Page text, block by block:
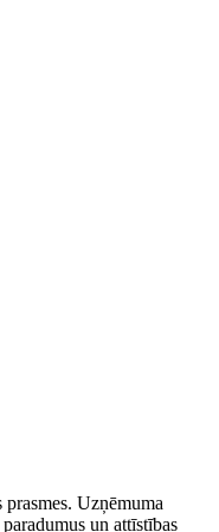
Uzņēmuma
un attīstības